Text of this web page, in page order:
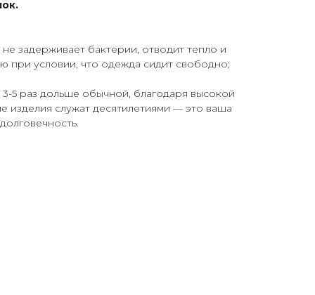
задерживает бактерии, отводит тепло и
при условии, что одежда сидит свободно;
5 раз дольше обычной, благодаря высокой
изделия служат десятилетиями — это ваша